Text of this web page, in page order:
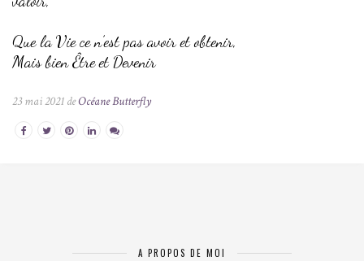
Que la Vie ce n’est pas avoir et obtenir,
Mais bien Être et Devenir
23 mai 2021 deOcéane Butterfly
A PROPOS DE MOI